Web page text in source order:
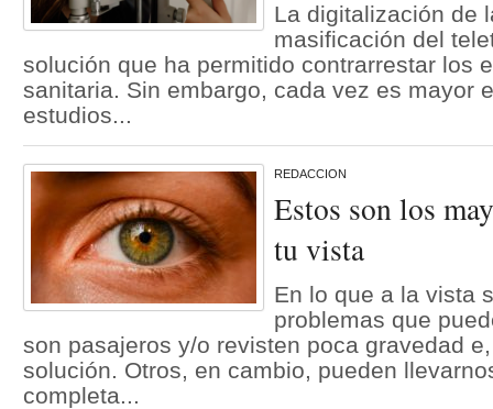
La digitalización de
masificación del
solución que ha permitido contrarrestar los
sanitaria. Sin embargo, cada vez es mayor
estudios...
REDACCION
Estos son los
tu vista
En lo que a la vista
problemas que
son pasajeros y/o revisten poca gravedad
solución. Otros, en cambio, pueden
completa...